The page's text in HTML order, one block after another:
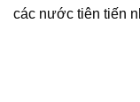
các nước tiên tiến